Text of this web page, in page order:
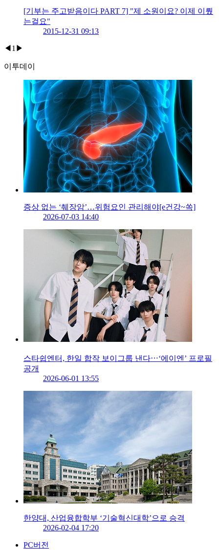
[기부는 주고받음이다 PART 7] "제 소원이요? 이제 이뤘
는걸요"
2015-12-31 09:13
◀ 1 ▶
이투데이
증상 없는 ‘췌장암’…위험요인 관리해야[e건강~쏙]
2026-07-03 14:40
스타쉽엔터, 한일 합작 보이그룹 낸다⋯‘에이엔’ 프로필
공개
2026-06-01 13:55
한양대, 산업융합학부 ‘기술혁신대학’으로 승격
2026-02-04 17:20
PC버전